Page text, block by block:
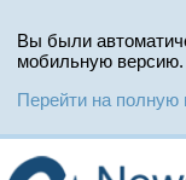
Вы были
мобильную версию.
Перейти на полную